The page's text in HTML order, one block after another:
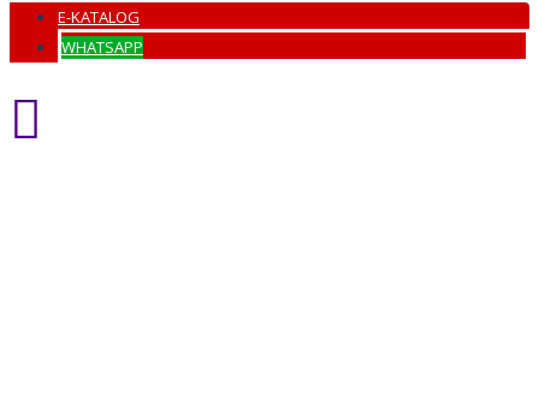
E-KATALOG
WHATSAPP